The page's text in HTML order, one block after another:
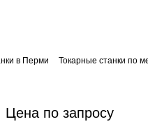
в Перми Токарные станки по
Цена по запросу